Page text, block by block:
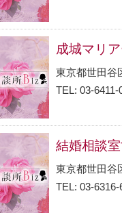
成城マリア
東京都世田谷
TEL: 03-6411-
結婚相談
東京都世田谷
TEL: 03-6316-